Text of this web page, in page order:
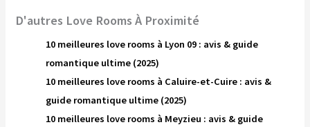
D'autres Love Rooms À Proximité
10 meilleures love rooms à Lyon 09 : avis & guide
romantique ultime (2025)
10 meilleures love rooms à Caluire-et-Cuire : avis &
guide romantique ultime (2025)
10 meilleures love rooms à Meyzieu : avis & guide